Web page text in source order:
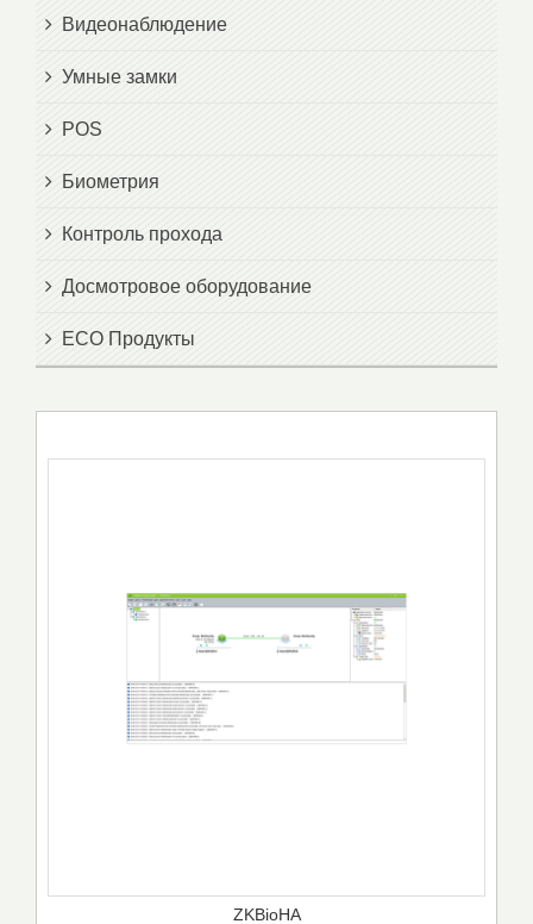
Видеонаблюдение
Умные замки
POS
Биометрия
Контроль прохода
Досмотровое оборудование
ECO Продукты
ZKBioHA